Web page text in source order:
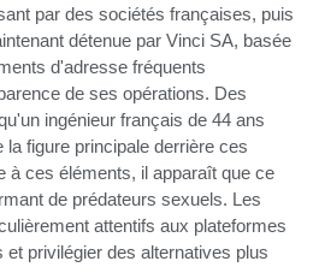
par des sociétés françaises, puis
détenue par Vinci SA, basée
d'adresse fréquents
de ses opérations. Des
ingénieur français de 44 ans
la figure principale derrière ces
à ces éléments, il apparaît que ce
de prédateurs sexuels. Les
attentifs aux plateformes
et privilégier des alternatives plus